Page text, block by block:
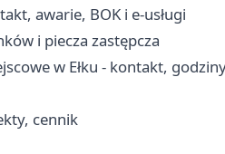
awarie, BOK i e-usługi
i piecza zastępcza
w Ełku - kontakt,
cennik